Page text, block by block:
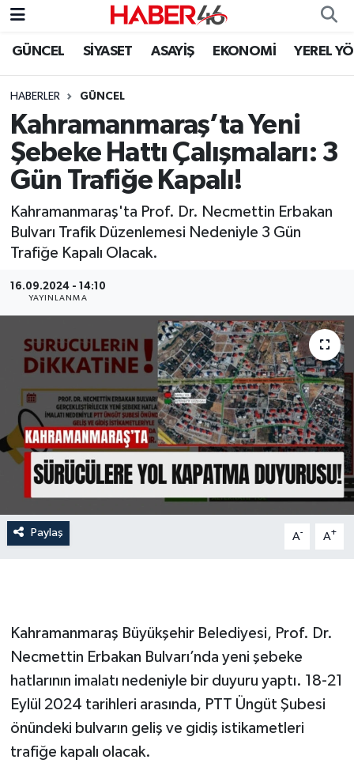
GÜNCEL SİYASET ASAYİŞ EKONOMİ YEREL
HABERLER GÜNCEL
Kahramanmaraş’ta Yeni
Şebeke Hattı Çalışmaları: 3
Gün Trafiğe Kapalı!
Kahramanmaraş'ta Prof. Dr. Necmettin Erbakan
Bulvarı Trafik Düzenlemesi Nedeniyle 3 Gün
Trafiğe Kapalı Olacak.
16.09.2024 - 14:10
YAYINLANMA
Paylaş A- A+
Kahramanmaraş Büyükşehir Belediyesi, Prof. Dr.
Necmettin Erbakan Bulvarı’nda yeni şebeke
hatlarının imalatı nedeniyle bir duyuru yaptı. 18-21
Eylül 2024 tarihleri arasında, PTT Üngüt Şubesi
önündeki bulvarın geliş ve gidiş istikametleri
trafiğe kapalı olacak.
GÜNCEL
SİYASET
EKONOMİ
SPOR
YAŞAM
TEKNOLOJİ
SAĞLIK
EĞİTİM
KÜLTÜR-SANAT
KSÜ
ROPORTAJ
YEREL YÖNETİM
MEDYA
SEÇİM 2011
Nöbetçi Eczaneler
Hava Durumu
Kahramanmaraş Namaz Vakitleri
Trafik Durumu
Süper Lig Puan Durumu ve Fikstür
Tüm Manşetler
Son Dakika Haberleri
Haber Arşivi